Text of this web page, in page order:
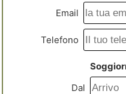
Email
Telefono
Dal